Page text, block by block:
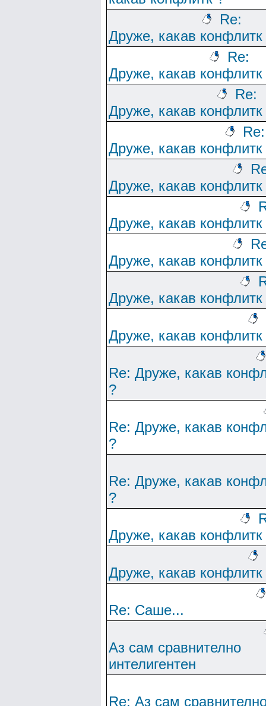
Re:
Друже, какав конфлитк
Re:
Друже, какав конфлитк
Re:
Друже, какав конфлитк
Re:
Друже, какав конфлитк
Друже, какав конфлитк
Друже, какав конфлитк
Друже, какав конфлитк
Друже, какав конфлитк
Друже, какав конфлитк
Re: Друже, какав
?
Re: Друже, какав
?
Re: Друже, какав
?
Друже, какав конфлитк
Друже, какав конфлитк
Re: Саше...
Аз сам сравнително
интелигентен
Re: Аз сам